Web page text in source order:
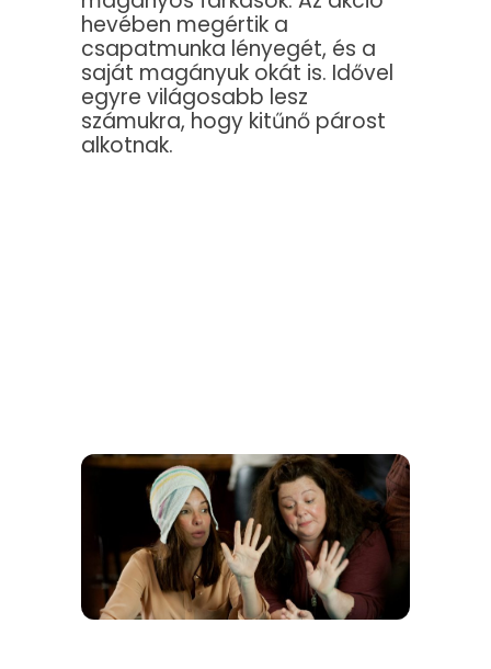
hevében megértik a
csapatmunka lényegét, és a
saját magányuk okát is. Idővel
egyre világosabb lesz
számukra, hogy kitűnő párost
alkotnak.